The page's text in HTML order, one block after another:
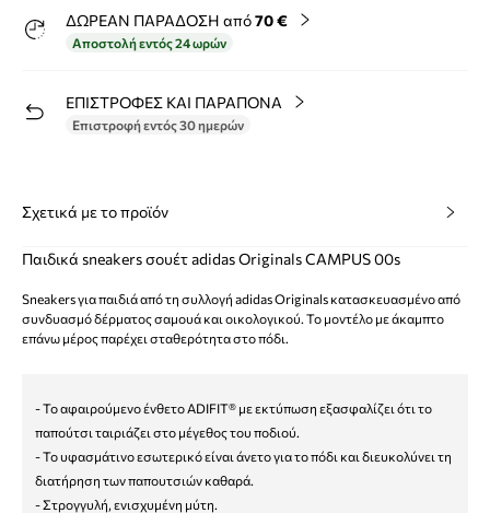
ΔΩΡΕΑΝ ΠΑΡΑΔΟΣΗ από70 €
Αποστολή εντός 24 ωρών
ΕΠΙΣΤΡΟΦΕΣ ΚΑΙ ΠΑΡΑΠΟΝΑ
Επιστροφή εντός 30 ημερών
Σχετικά με το προϊόν
Παιδικά sneakers σουέτ adidas Originals CAMPUS 00s
Sneakers για παιδιά από τη συλλογή adidas Originals κατασκευασμένο από
συνδυασμό δέρματος σαμουά και οικολογικού. Το μοντέλο με άκαμπτο
επάνω μέρος παρέχει σταθερότητα στο πόδι.
- Το αφαιρούμενο ένθετο ADIFIT® με εκτύπωση εξασφαλίζει ότι το
παπούτσι ταιριάζει στο μέγεθος του ποδιού.
- Το υφασμάτινο εσωτερικό είναι άνετο για το πόδι και διευκολύνει τη
διατήρηση των παπουτσιών καθαρά.
- Στρογγυλή, ενισχυμένη μύτη.